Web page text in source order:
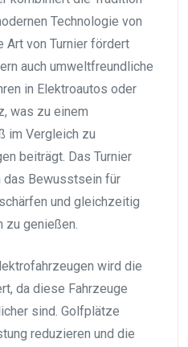
Technologie von
Art von Turnier fördert
auch umweltfreundliche
in Elektroautos oder
was zu einem
im Vergleich zu
beiträgt. Das Turnier
das Bewusstsein für
und gleichzeitig
zu genießen.
wird die
da diese Fahrzeuge
sind. Golfplätze
reduzieren und die